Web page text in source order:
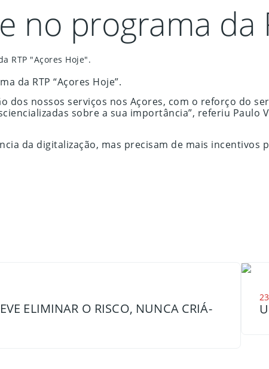
no programa da
RTP "Açores Hoje".
da RTP “Açores Hoje”.
dos nossos serviços nos Açores, com o reforço do
sobre a sua importância”, referiu Paulo
da digitalização, mas precisam de mais
ELIMINAR O RISCO, NUNCA CRIÁ-